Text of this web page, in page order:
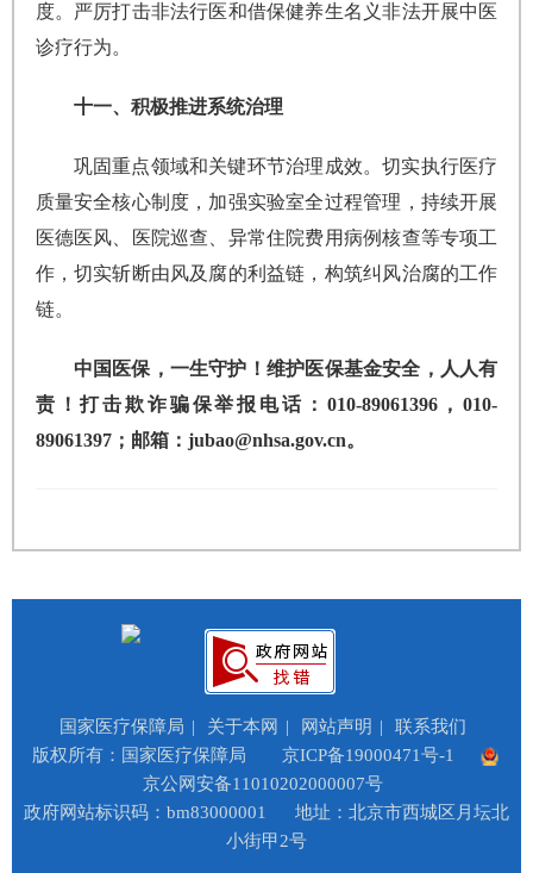
度。严厉打击非法行医和借保健养生名义非法开展中医
诊疗行为。
十一、积极推进系统治理
巩固重点领域和关键环节治理成效。切实执行医疗
质量安全核心制度，加强实验室全过程管理，持续开展
医德医风、医院巡查、异常住院费用病例核查等专项工
作，切实斩断由风及腐的利益链，构筑纠风治腐的工作
链。
中国医保，一生守护！维护医保基金安全，人人有
责！打击欺诈骗保举报电话：010-89061396，010-
89061397；邮箱：jubao@nhsa.gov.cn。
国家医疗保障局 | 关于本网 | 网站声明 |
联系我们
版权所有：国家医疗保障局
京ICP备19000471号-1
京公网安备11010202000007号
政府网站标识码：bm83000001
地址：北京市西城区月坛北
小街甲2号